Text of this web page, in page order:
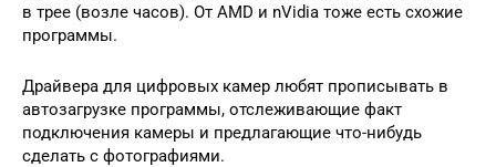
в трее (возле часов). От AMD и nVidia тоже есть схожие
программы.
Драйвера для цифровых камер любят прописывать в
автозагрузке программы, отслеживающие факт
подключения камеры и предлагающие что-нибудь
сделать с фотографиями.